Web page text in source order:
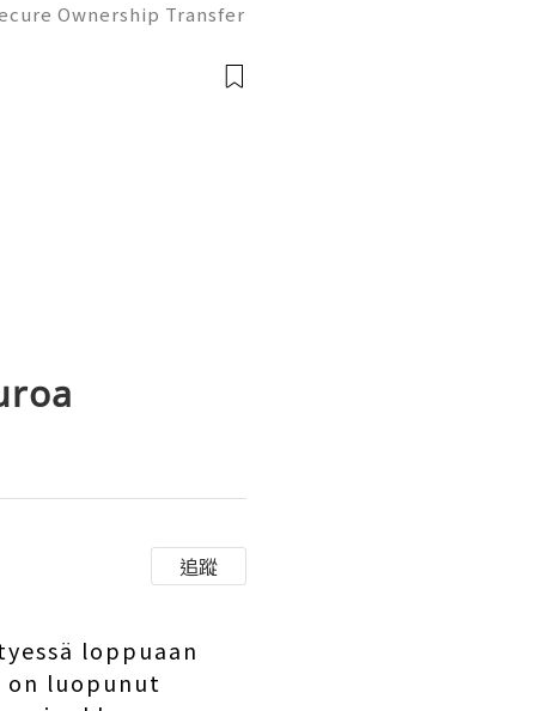
Ownership Transfer
can open doors to smo
追蹤
loppuaan
on luopunut